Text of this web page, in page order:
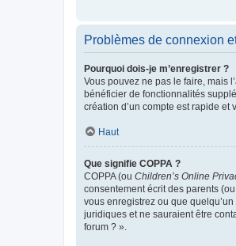
Problèmes de connexion
Pourquoi dois-je m’enregistrer ?
Vous pouvez ne pas le faire, mais
bénéficier de fonctionnalités
création d’un compte est rapide et
Haut
Que signifie COPPA ?
COPPA (ou Children’s Online
consentement écrit des parents
vous enregistrez ou que
juridiques et ne sauraient être
forum ? ».